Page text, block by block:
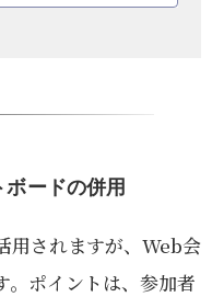
ードの併用
用されますが、Web会
。ポイントは、参加者